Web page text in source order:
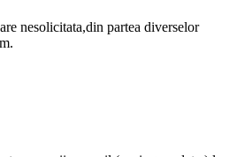
nesolicitata,din partea diverselor